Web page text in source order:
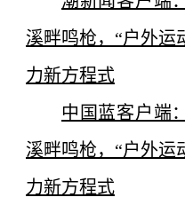
溪畔鸣枪，“户外运
力新方程式
中国蓝客户端
溪畔鸣枪，“户外运
力新方程式